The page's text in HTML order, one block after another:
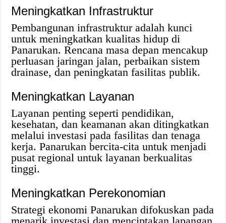
Meningkatkan Infrastruktur
Pembangunan infrastruktur adalah kunci
untuk meningkatkan kualitas hidup di
Panarukan. Rencana masa depan mencakup
perluasan jaringan jalan, perbaikan sistem
drainase, dan peningkatan fasilitas publik.
Meningkatkan Layanan
Layanan penting seperti pendidikan,
kesehatan, dan keamanan akan ditingkatkan
melalui investasi pada fasilitas dan tenaga
kerja. Panarukan bercita-cita untuk menjadi
pusat regional untuk layanan berkualitas
tinggi.
Meningkatkan Perekonomian
Strategi ekonomi Panarukan difokuskan pada